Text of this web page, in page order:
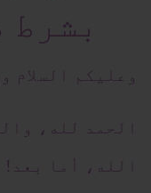
وعلیکم السلام
الحمد لله،
الله، أما بعد!